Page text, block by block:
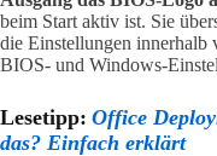
beim Start aktiv ist. Sie
die Einstellungen innerhalb
BIOS- und Windows-
Lesetipp: Office
das? Einfach erklärt